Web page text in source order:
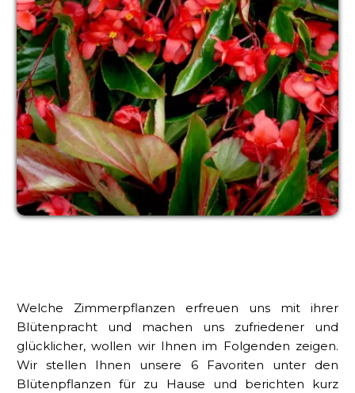
Welche Zimmerpflanzen erfreuen uns mit ihrer
Blütenpracht und machen uns zufriedener und
glücklicher, wollen wir Ihnen im Folgenden zeigen.
Wir stellen Ihnen unsere 6 Favoriten unter den
Blütenpflanzen für zu Hause und berichten kurz